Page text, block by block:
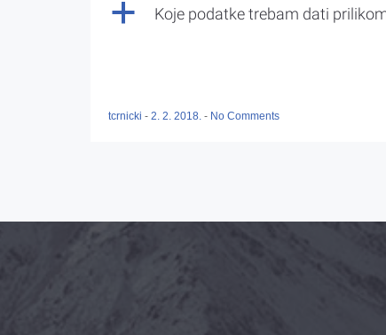
a Koje podatke trebam dati
tcrnicki - 2. 2. 2018. - No Comments